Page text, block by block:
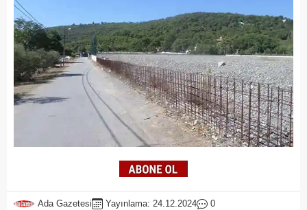
Ada Gazetesi Yayınlama: 24.12.2024 0